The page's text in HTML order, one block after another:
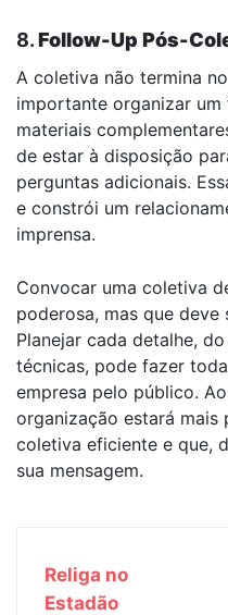
8.Follow-Up Pós-
A coletiva não termina
importante organizar
materiais
de estar à disposição
perguntas adicionais.
e constrói um
imprensa.
Convocar uma coletiva
poderosa, mas que
Planejar cada detalhe,
técnicas, pode fazer
empresa pelo público.
organização estará mais
coletiva eficiente e que,
sua mensagem.
Religa no
Estadão